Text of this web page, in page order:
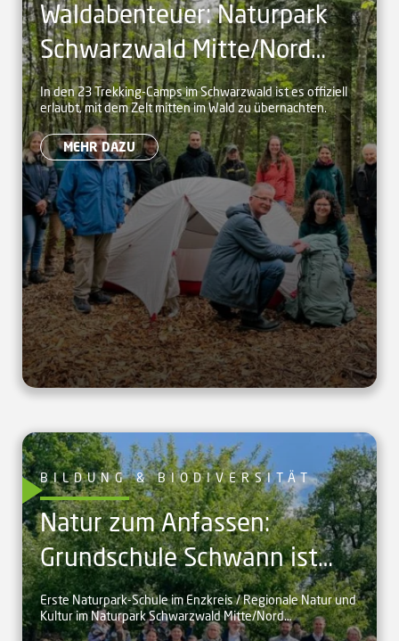
Waldabenteuer: Naturpark
Schwarzwald Mitte/Nord
eröffnet neues Trekking-
Camp in Dobel
In den 23 Trekking-Camps im Schwarzwald ist es offiziell
erlaubt, mit dem Zelt mitten im Wald zu übernachten.
MEHR DAZU
BILDUNG & BIODIVERSITÄT
Natur zum Anfassen:
Grundschule Schwann ist
offiziell Naturpark-Schule
Erste Naturpark-Schule im Enzkreis / Regionale Natur und
Kultur im Naturpark Schwarzwald Mitte/Nord
kennenlernen und mitgestalten